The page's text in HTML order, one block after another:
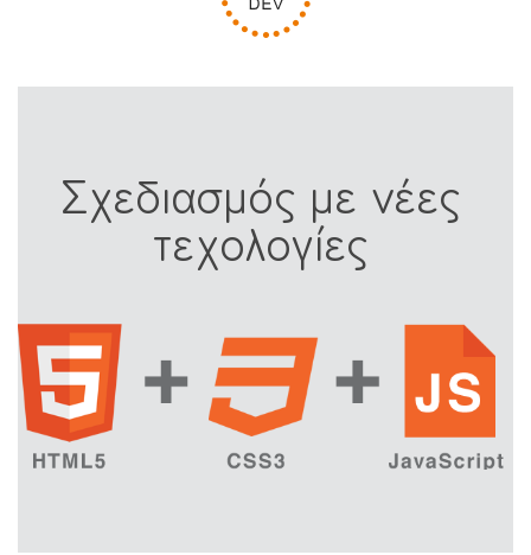
Σχεδιασμός με νέες
τεχολογίες